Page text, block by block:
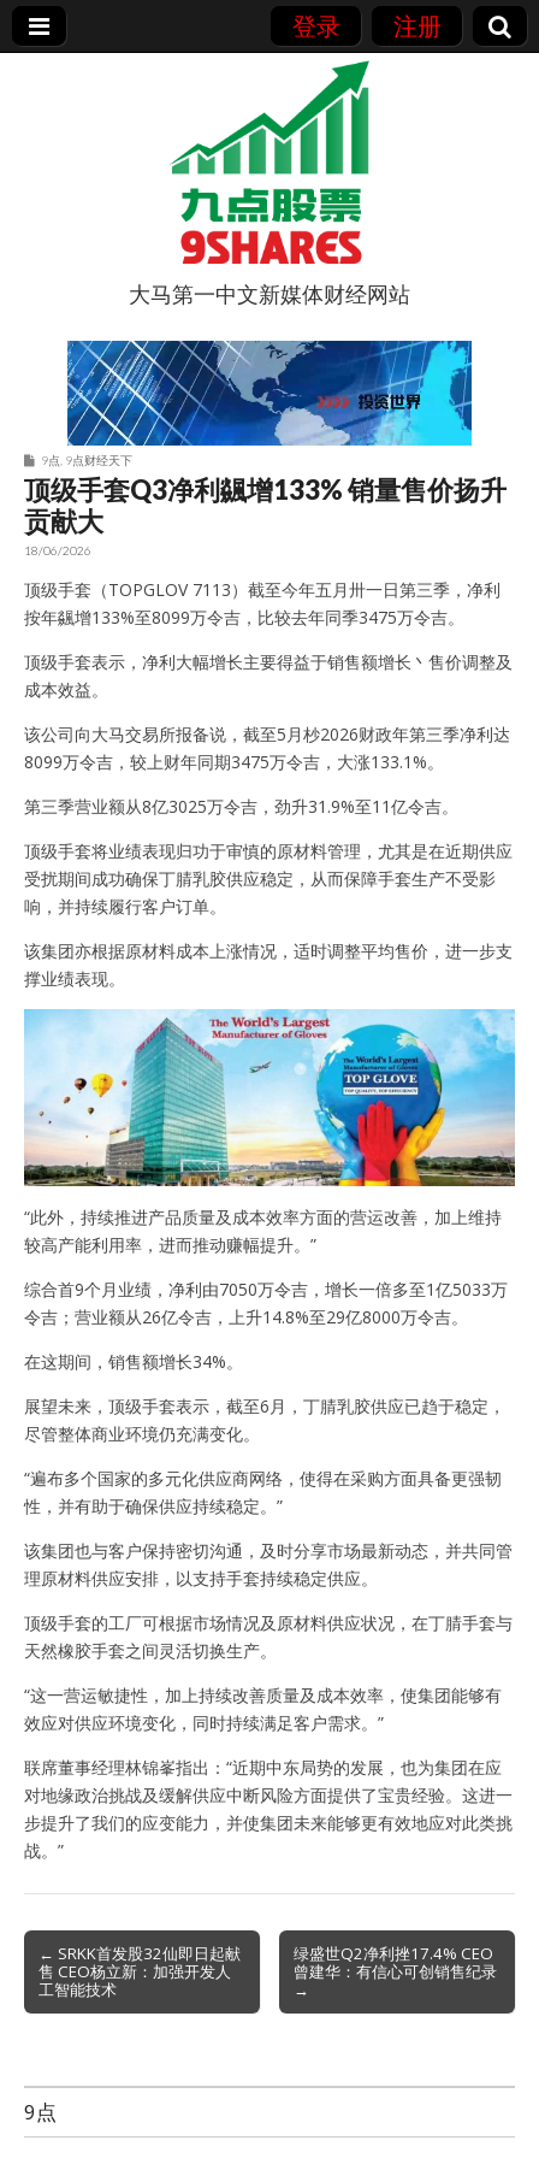
登录 注册
9点股票
大马第一中文新媒体财经网站
9点 9点财经天下
顶级手套Q3净利飊增133% 销量售价扬升
贡献大
18/06/2026
顶级手套（TOPGLOV 7113）截至今年五月卅一日第三季，净利
按年飊增133%至8099万令吉，比较去年同季3475万令吉。
顶级手套表示，净利大幅增长主要得益于销售额增长丶售价调整及
成本效益。
该公司向大马交易所报备说，截至5月杪2026财政年第三季净利达
8099万令吉，较上财年同期3475万令吉，大涨133.1%。
第三季营业额从8亿3025万令吉，劲升31.9%至11亿令吉。
顶级手套将业绩表现归功于审慎的原材料管理，尤其是在近期供应
受扰期间成功确保丁腈乳胶供应稳定，从而保障手套生产不受影
响，并持续履行客户订单。
该集团亦根据原材料成本上涨情况，适时调整平均售价，进一步支
撑业绩表现。
“此外，持续推进产品质量及成本效率方面的营运改善，加上维持
较高产能利用率，进而推动赚幅提升。”
综合首9个月业绩，净利由7050万令吉，增长一倍多至1亿5033万
令吉；营业额从26亿令吉，上升14.8%至29亿8000万令吉。
在这期间，销售额增长34%。
展望未来，顶级手套表示，截至6月，丁腈乳胶供应已趋于稳定，
尽管整体商业环境仍充满变化。
“遍布多个国家的多元化供应商网络，使得在采购方面具备更强韧
性，并有助于确保供应持续稳定。”
该集团也与客户保持密切沟通，及时分享市场最新动态，并共同管
理原材料供应安排，以支持手套持续稳定供应。
顶级手套的工厂可根据市场情况及原材料供应状况，在丁腈手套与
天然橡胶手套之间灵活切换生产。
“这一营运敏捷性，加上持续改善质量及成本效率，使集团能够有
效应对供应环境变化，同时持续满足客户需求。”
联席董事经理林锦峯指出：“近期中东局势的发展，也为集团在应
对地缘政治挑战及缓解供应中断风险方面提供了宝贵经验。这进一
步提升了我们的应变能力，并使集团未来能够更有效地应对此类挑
战。”
Post
navigation
← SRKK首发股32仙即日起献
售 CEO杨立新：加强开发人
工智能技术
绿盛世Q2净利挫17.4% CEO
曾建华：有信心可创销售纪录
→
9点